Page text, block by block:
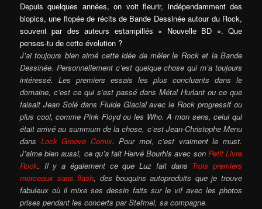
Depuis quelques années, on voit fleurir, indépendamment des
biopics, une flopée de récits de Bande Dessinée autour du Rock,
souvent par des auteurs estampillés « Nouvelle BD ». Que
penses-tu de cette évolution ?
J’ai toujours bien aimé cette idée de mêler le Rock et la Bande
Dessinée. Personnellement c’est quelque chose qui m’a toujours
intéressé. Les premiers essais les plus concluants dans le
domaine, c’est ce qui s’est passé dans Métal Hurlant ou ce que
faisait Jean Solé dans Fluide Glacial avec le Rock progressif ou
plus cool, comme Pink Floyd ou les Who. A mon sens, celui qui
était arrivé au summum de la chose, c’est Jean-Christophe Menu
dans Lock Groove Comix. Pour moi, c’est vraiment le must.
J’aime bien aussi, ce qu’a fait Hervé Bourhis avec son Petit Livre
Rock. Il y a également ce que Luz fait dans Trois premiers
morceaux sans flash, des bouquins autoproduits que je trouve
fabuleux où il mixe ses dessin faits sur le vif avec les photos
prises pendant les concerts par Stefmel, sa compagne.